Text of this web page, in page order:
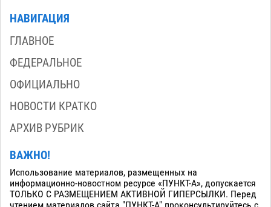
НАВИГАЦИЯ
ГЛАВНОЕ
ФЕДЕРАЛЬНОЕ
ОФИЦИАЛЬНО
НОВОСТИ КРАТКО
АРХИВ РУБРИК
ВАЖНО!
Использование материалов, размещенных на
информационно-новостном ресурсе «ПУНКТ-А», допускается
ТОЛЬКО С РАЗМЕЩЕНИЕМ АКТИВНОЙ ГИПЕРСЫЛКИ. Перед